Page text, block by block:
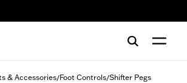
& Accessories/Foot Controls/Shifter Pegs